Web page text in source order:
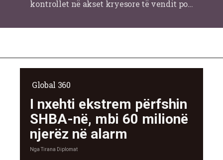
kontrollet në akset kryesore të vendit po…
Global 360
I nxehti ekstrem përfshin
SHBA-në, mbi 60 milionë
njerëz në alarm
NgaTirana Diplomat